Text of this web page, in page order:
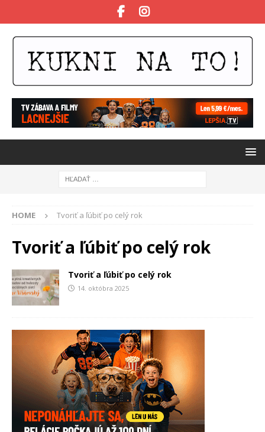
HOME Tvoriť a ľúbiť po celý rok
Tvoriť a ľúbiť po celý rok
Tvoriť a ľúbiť po celý rok
14. októbra 2025